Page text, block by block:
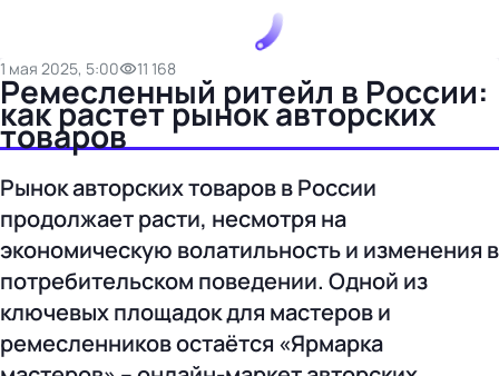
1 мая 2025, 5:00 11 168
Ремесленный ритейл в России:
как растет рынок авторских
товаров
Рынок авторских товаров в России
продолжает расти, несмотря на
экономическую волатильность и изменения в
потребительском поведении. Одной из
ключевых площадок для мастеров и
ремесленников остаётся «Ярмарка